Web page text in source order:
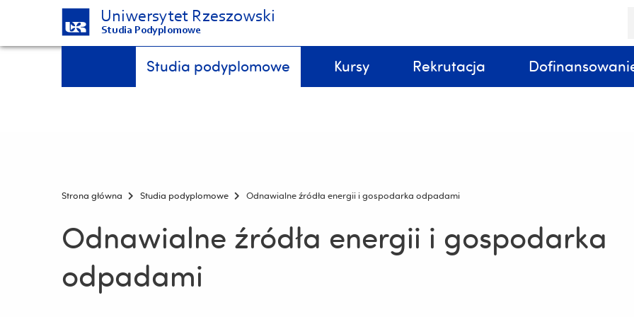
Uniwersytet Rzeszowski
Studia Podyplomowe
Menu - górna belka
Pomiń
i
Studia podyplomowe Kursy Rekrutacja
Strona główna Studia podyplomowe Odnawialne źródła energii i gospodarka odpadami
Odnawialne źródła energii i gospodarka
odpadami